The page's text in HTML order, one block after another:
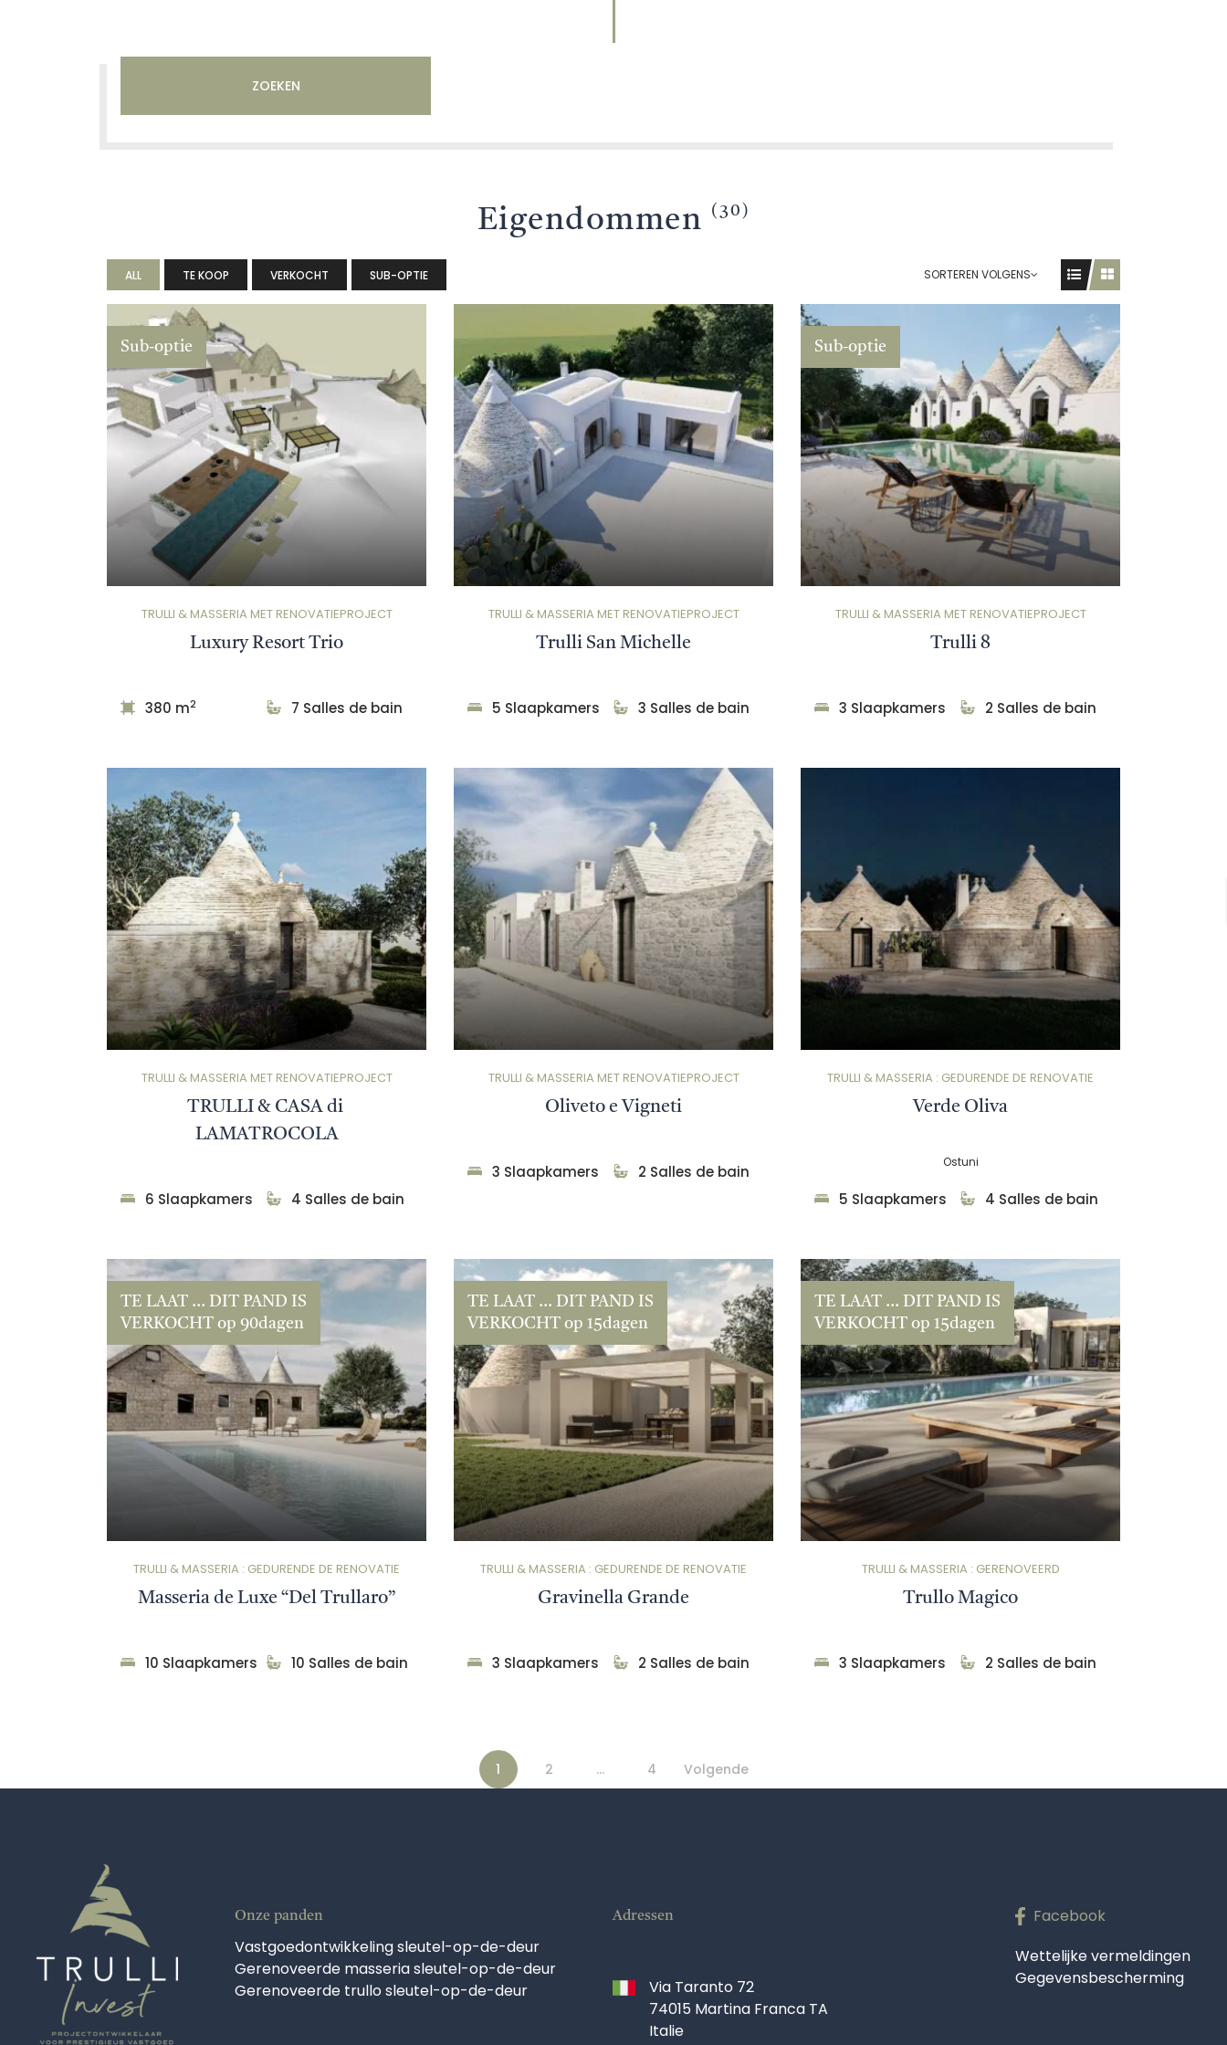
SEARCH PROPERTY
ZOEKEN
Eigendommen (30)
ALL TE KOOP VERKOCHT SUB-OPTIE SORTEREN VOLGENS
Sub-optie
TRULLI & MASSERIA MET RENOVATIEPROJECT
Luxury Resort Trio
380 m2 7 Salles de bain
TRULLI & MASSERIA MET RENOVATIEPROJECT
Trulli San Michelle
5 Slaapkamers 3 Salles de bain
Sub-optie
TRULLI & MASSERIA MET RENOVATIEPROJECT
Trulli 8
3 Slaapkamers 2 Salles de bain
TRULLI & MASSERIA MET RENOVATIEPROJECT
TRULLI & CASA di
LAMATROCOLA
6 Slaapkamers 4 Salles de bain
TRULLI & MASSERIA MET RENOVATIEPROJECT
Oliveto e Vigneti
3 Slaapkamers 2 Salles de bain
TRULLI & MASSERIA : GEDURENDE DE RENOVATIE
Verde Oliva
Ostuni
5 Slaapkamers 4 Salles de bain
TE LAAT ... DIT PAND IS
VERKOCHT op 90dagen
TRULLI & MASSERIA : GEDURENDE DE RENOVATIE
Masseria de Luxe “Del Trullaro”
10 Slaapkamers 10 Salles de bain
TE LAAT ... DIT PAND IS
VERKOCHT op 15dagen
TRULLI & MASSERIA : GEDURENDE DE RENOVATIE
Gravinella Grande
3 Slaapkamers 2 Salles de bain
TE LAAT ... DIT PAND IS
VERKOCHT op 15dagen
TRULLI & MASSERIA : GERENOVEERD
Trullo Magico
3 Slaapkamers 2 Salles de bain
1 2 … 4 Volgende
Onze panden
Vastgoedontwikkeling sleutel-op-de-deur
Gerenoveerde masseria sleutel-op-de-deur
Gerenoveerde trullo sleutel-op-de-deur
Adressen
Via Taranto 72
74015 Martina Franca TA
Italie
Facebook
Wettelijke vermeldingen
Gegevensbescherming